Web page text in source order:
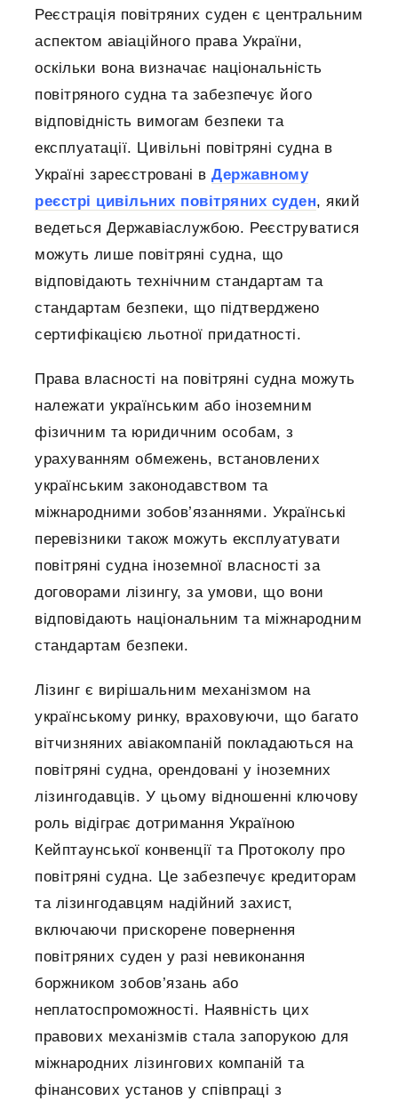
Реєстрація повітряних суден є центральним
аспектом авіаційного права України,
оскільки вона визначає національність
повітряного судна та забезпечує його
відповідність вимогам безпеки та
експлуатації. Цивільні повітряні судна в
Україні зареєстровані в Державному
реєстрі цивільних повітряних суден, який
ведеться Державіаслужбою. Реєструватися
можуть лише повітряні судна, що
відповідають технічним стандартам та
стандартам безпеки, що підтверджено
сертифікацією льотної придатності.
Права власності на повітряні судна можуть
належати українським або іноземним
фізичним та юридичним особам, з
урахуванням обмежень, встановлених
українським законодавством та
міжнародними зобов’язаннями. Українські
перевізники також можуть експлуатувати
повітряні судна іноземної власності за
договорами лізингу, за умови, що вони
відповідають національним та міжнародним
стандартам безпеки.
Лізинг є вирішальним механізмом на
українському ринку, враховуючи, що багато
вітчизняних авіакомпаній покладаються на
повітряні судна, орендовані у іноземних
лізингодавців. У цьому відношенні ключову
роль відіграє дотримання Україною
Кейптаунської конвенції та Протоколу про
повітряні судна. Це забезпечує кредиторам
та лізингодавцям надійний захист,
включаючи прискорене повернення
повітряних суден у разі невиконання
боржником зобов’язань або
неплатоспроможності. Наявність цих
правових механізмів стала запорукою для
міжнародних лізингових компаній та
фінансових установ у співпраці з